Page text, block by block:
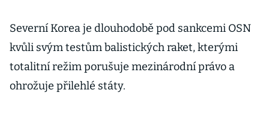
Severní Korea je dlouhodobě pod sankcemi OSN
kvůli svým testům balistických raket, kterými
totalitní režim porušuje mezinárodní právo a
ohrožuje přilehlé státy.